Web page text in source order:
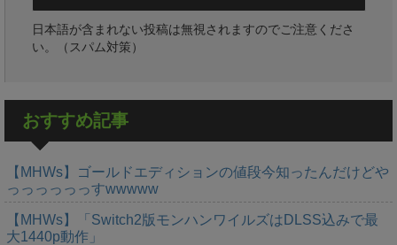
日本語が含まれない投稿は無視されますのでご注意くださ
い。（スパム対策）
おすすめ記事
【MHWs】ゴールドエディションの値段今知ったんだけどや
っっっっっっすwwwww
【MHWs】「Switch2版モンハンワイルズはDLSS込みで最
大1440p動作」